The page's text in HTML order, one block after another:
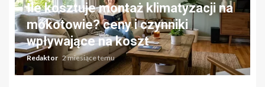
Ile kosztuje montaż klimatyzacji na
mokotowie? ceny i czynniki
wpływające na koszt
Redaktor 2 miesiące temu